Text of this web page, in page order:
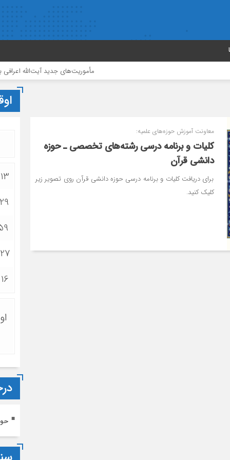
مأموریت‌های جدید آیت‌الله اعرافی به مدیران
معاونت آموزش حوزه‌های علمیه:
کلیات و برنامه درسی رشته‌های تخصصی ـ حوزه
دانشی قرآن
برای دریافت کلیات و برنامه درسی حوزه دانشی قرآن روی تصویر زیر
کلیک کنید.